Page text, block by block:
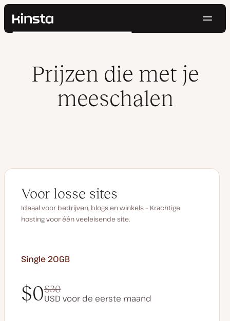
Kinsta®
Prijzen
Bronnen
Contact
Zoeken
Prijzen die met je
meeschalen
Voor losse sites
Ideaal voor bedrijven, blogs en winkels – Krachtige
hosting voor één veeleisende site.
Single 20GB
$0$30
USD voor de eerste maand